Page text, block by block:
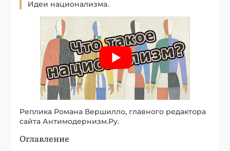
Идеи национализма.
Реплика Романа Вершилло, главного редактора
сайта Антимодернизм.Ру.
Оглавление